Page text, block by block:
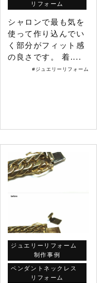
リフォーム
シャロンで最も気を
使って作り込んでい
く部分がフィット感
の良さです。 着....
#ジュエリーリフォーム
ジュエリーリフォーム
制作事例
ペンダントネックレス
リフォーム